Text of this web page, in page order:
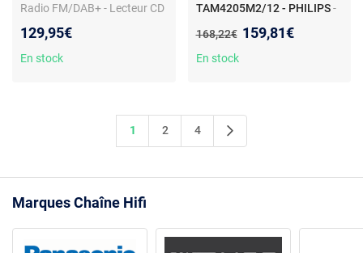
Radio FM/DAB+ - Lecteur CD
AUX/RCA/USB
129,95€
En stock
TAM4205M2/12 - PHILIPS -
Hi-Fi System 80W Bluetooth
5.4 CD FM USB Black
Ancien prix :
168,22€ Nouveau prix :
159,81€
En stock
1 2 4
Marques Chaîne Hifi